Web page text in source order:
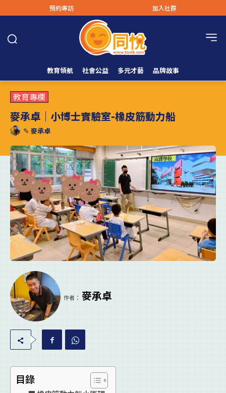
預約專訪 加入社群
教育領航 社會公益 多元才藝 品牌故事
教育專欄
麥承卓｜小博士實驗室-橡皮筋動力船
✎ 麥承卓
作者： 麥承卓
目錄